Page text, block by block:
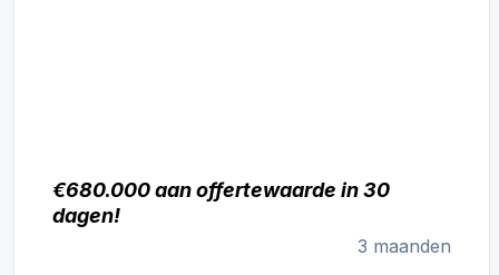
€680.000 aan offertewaarde in 30
dagen!
3 maanden